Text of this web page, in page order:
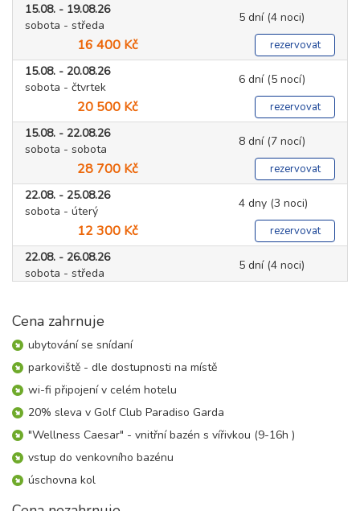
15.08. - 19.08.26
sobota - středa
5 dní (4 noci)
16 400 Kč rezervovat
15.08. - 20.08.26
sobota - čtvrtek
6 dní (5 nocí)
20 500 Kč rezervovat
15.08. - 22.08.26
sobota - sobota
8 dní (7 nocí)
28 700 Kč rezervovat
22.08. - 25.08.26
sobota - úterý
4 dny (3 noci)
12 300 Kč rezervovat
22.08. - 26.08.26
sobota - středa
5 dní (4 noci)
22.08. - 27.08.26
22.08. - 29.08.26
sobota - sobota
28 700 Kč
30.08. - 02.09.26
neděle - středa
10 100 Kč
30.08. - 03.09.26
Cena zahrnuje
ubytování se snídaní
parkoviště - dle dostupnosti na místě
wi-fi připojení v celém hotelu
20% sleva v Golf Club Paradiso Garda
"Wellness Caesar" - vnitřní bazén s vířivkou (9-16h )
vstup do venkovního bazénu
úschovna kol